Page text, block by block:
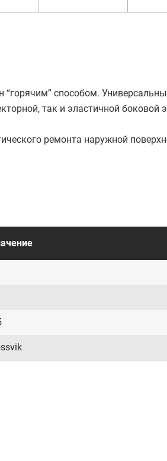
способом.
так и эластичной боковой
ремонта наружной